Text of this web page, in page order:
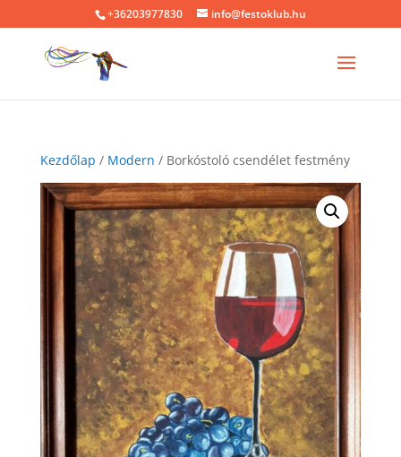
+36203977830 info@festoklub.hu
Kezdőlap / Modern / Borkóstoló csendélet festmény